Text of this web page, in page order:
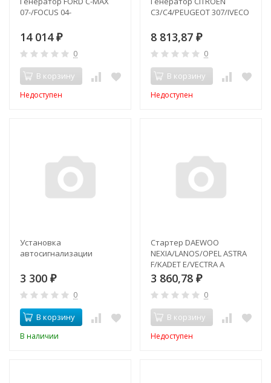
07-/FOCUS 04-
14 014 ₽
0
В корзину
Недоступен
C3/C4/PEUGEOT 307/IVECO
8 813,87 ₽
0
В корзину
Недоступен
Установка
автосигнализации
3 300 ₽
0
В корзину
В наличии
Стартер DAEWOO
NEXIA/LANOS/OPEL ASTRA
F/KADET E/VECTRA A
3 860,78 ₽
0
В корзину
Недоступен